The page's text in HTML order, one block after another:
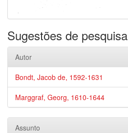
Sugestões de pesquisa
Autor
Bondt, Jacob de, 1592-1631
Marggraf, Georg, 1610-1644
Assunto